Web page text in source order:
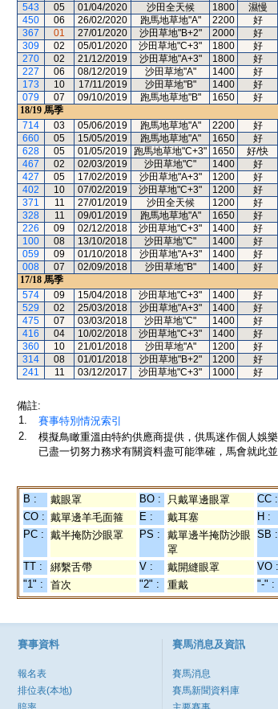
543
05 01/04/2020 沙田全天候 1800 濕慢
450
06 26/02/2020 跑馬地草地"A" 2200 好
367
01 27/01/2020 沙田草地"B+2" 2000 好
309
02 05/01/2020 沙田草地"C+3" 1800 好
270
02 21/12/2019 沙田草地"A+3" 1800 好
227
06 08/12/2019 沙田草地"A" 1400 好
173
10 17/11/2019 沙田草地"B" 1400 好
079
07 09/10/2019 跑馬地草地"B" 1650 好
18/19 馬季
714
03 05/06/2019 跑馬地草地"A" 2200 好
660
05 15/05/2019 跑馬地草地"A" 1650 好
628
05 01/05/2019 跑馬地草地"C+3" 1650 好/快
467
02 02/03/2019 沙田草地"C" 1400 好
427
05 17/02/2019 沙田草地"A+3" 1200 好
402
10 07/02/2019 沙田草地"C+3" 1200 好
371
11 27/01/2019 沙田全天候 1200 好
328
11 09/01/2019 跑馬地草地"A" 1650 好
226
09 02/12/2018 沙田草地"C+3" 1400 好
100
08 13/10/2018 沙田草地"C" 1400 好
059
09 01/10/2018 沙田草地"A+3" 1400 好
008
07 02/09/2018 沙田草地"B" 1400 好
17/18 馬季
574
09 15/04/2018 沙田草地"C+3" 1400 好
529
02 25/03/2018 沙田草地"A+3" 1400 好
475
07 03/03/2018 沙田草地"C" 1400 好
416
04 10/02/2018 沙田草地"C+3" 1400 好
360
10 21/01/2018 沙田草地"A" 1200 好
314
08 01/01/2018 沙田草地"B+2" 1200 好
241
11 03/12/2017 沙田草地"C+3" 1000 好
備註:
1.
賽事特別情況索引
2.
模擬鳥瞰重溫由特約供應商提供，供馬迷作個人娛
已盡一切努力務求有關資料盡可能準確，馬會就此
B : 戴眼罩 BO : 只戴單邊眼罩 CC :
CO : 戴單邊羊毛面箍 E : 戴耳塞 H :
PC : 戴半掩防沙眼罩 PS :
戴單邊半掩防沙眼
罩
SB :
TT : 綁繫舌帶 V : 戴開縫眼罩 VO :
"1" :
首次 "2" : 重戴 "-" :
賽事資料
報名表
排位表(本地)
賽馬消息及資訊
賽馬消息
賽馬新聞資料庫